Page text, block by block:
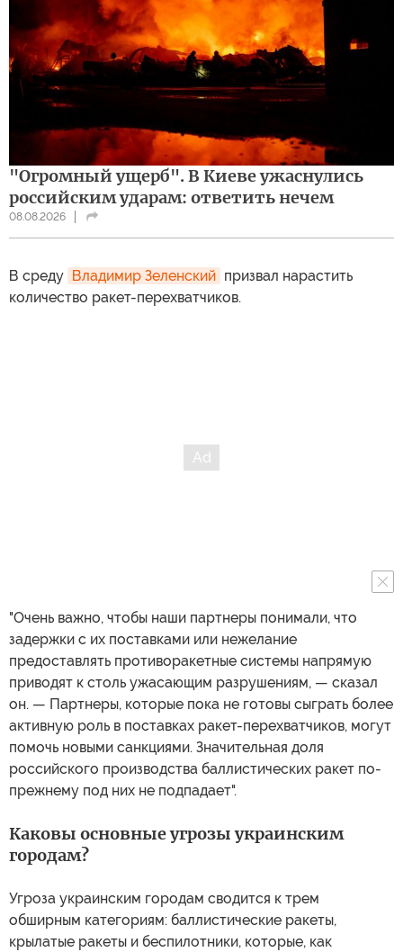
"Огромный ущерб". В Киеве ужаснулись
российским ударам: ответить нечем
08.08.2026
В среду Владимир Зеленский призвал нарастить
количество ракет-перехватчиков.
"Очень важно, чтобы наши партнеры понимали, что
задержки с их поставками или нежелание
предоставлять противоракетные системы напрямую
приводят к столь ужасающим разрушениям, — сказал
он. — Партнеры, которые пока не готовы сыграть более
активную роль в поставках ракет-перехватчиков, могут
помочь новыми санкциями. Значительная доля
российского производства баллистических ракет по-
прежнему под них не подпадает".
Каковы основные угрозы украинским
городам?
Угроза украинским городам сводится к трем
обширным категориям: баллистические ракеты,
крылатые ракеты и беспилотники, которые, как